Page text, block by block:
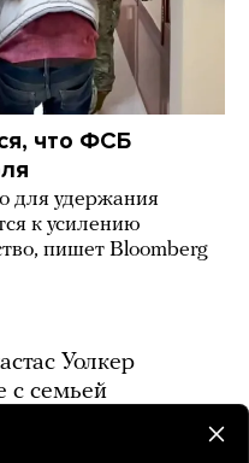
что ФСБ
для удержания
к усилению
пишет Bloomberg
Уолкер
с семьей
России